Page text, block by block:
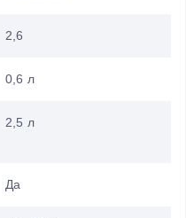
2,6
0,6 л
2,5 л
Да